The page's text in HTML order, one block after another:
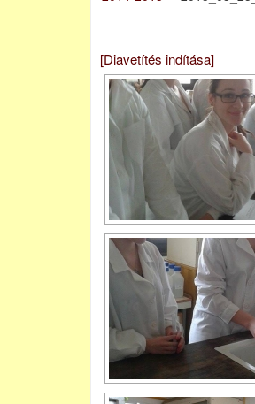
[Diavetítés indítása]